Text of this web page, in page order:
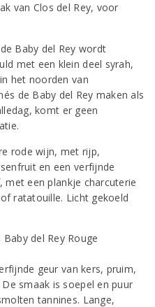
van Clos del Rey, voor
Baby del Rey wordt
met een klein deel syrah,
het noorden van
de Baby del Rey maken als
komt er geen
rode wijn, met rijp,
en een verfijnde
met een plankje charcuterie
ratatouille. Licht gekoeld
geur van kers, pruim,
smaak is soepel en puur
tannines. Lange,